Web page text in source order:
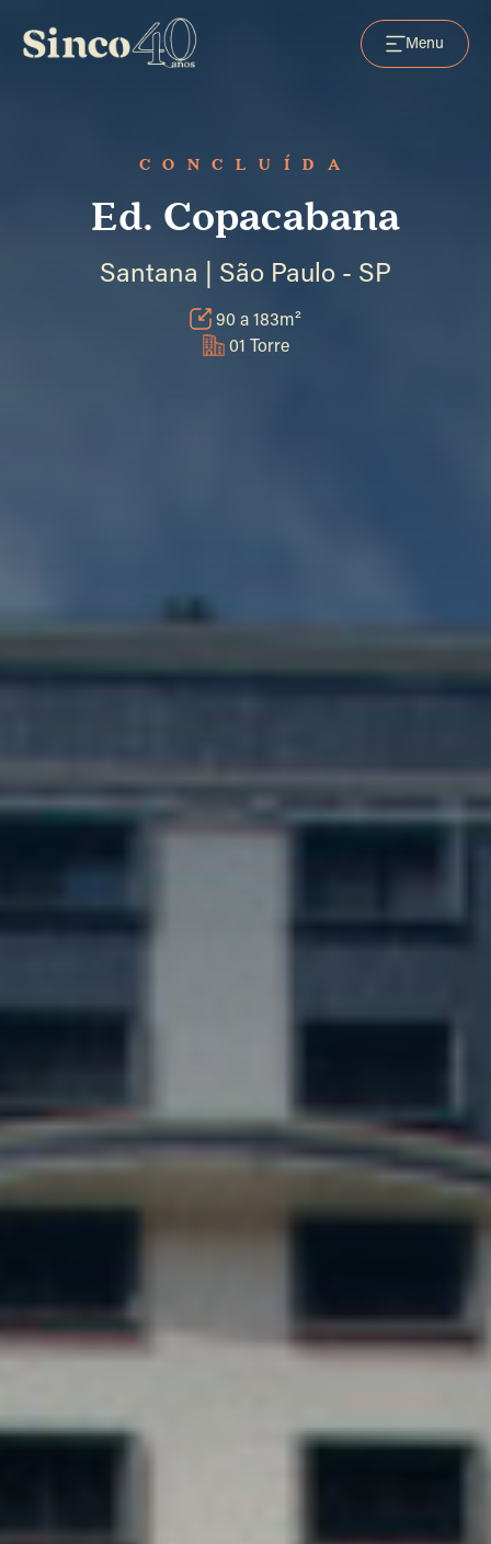
Menu
CONCLUÍDA
Ed. Copacabana
Santana | São Paulo - SP
90 a 183m²
01 Torre